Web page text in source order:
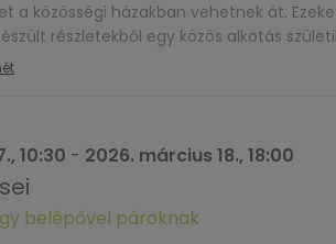
a közösségi házakban vehetnek át.
részletekből egy közös alkotás
információ: hello@szik-kecskemet.hu,
10:30 - 2026. március 18., 18:00
belépővel pároknak